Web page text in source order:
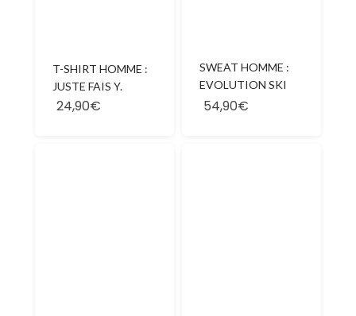
T-SHIRT HOMME :
JUSTE FAIS Y.
24,90€
SWEAT HOMME :
EVOLUTION SKI
54,90€